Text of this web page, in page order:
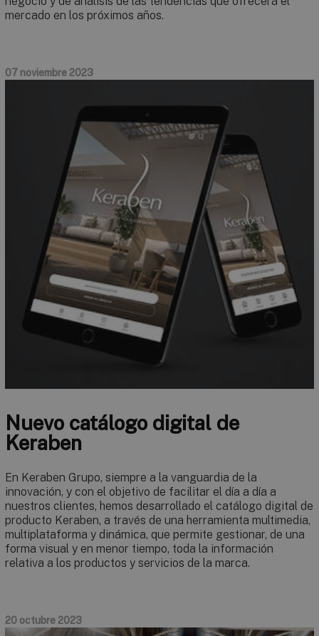
mercado en los próximos años.
07 noviembre 2023
Nuevo catálogo digital de
Keraben
En Keraben Grupo, siempre a la vanguardia de la
innovación, y con el objetivo de facilitar el día a día a
nuestros clientes, hemos desarrollado el catálogo digital de
producto Keraben, a través de una herramienta multimedia,
multiplataforma y dinámica, que permite gestionar, de una
forma visual y en menor tiempo, toda la información
relativa a los productos y servicios de la marca.
20 octubre 2023